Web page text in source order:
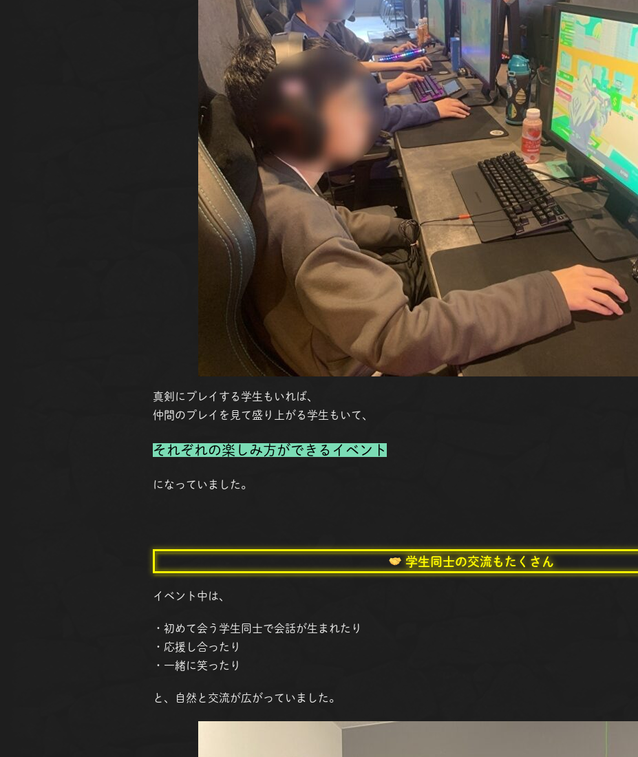
真剣にプレイする学生もいれば、
仲間のプレイを見て盛り上がる学生もいて、
それぞれの楽しみ方ができるイベント
になっていました。
学生同士の交流もたくさん
イベント中は、
・初めて会う学生同士で会話が生まれたり
・応援し合ったり
・一緒に笑ったり
と、自然と交流が広がっていました。